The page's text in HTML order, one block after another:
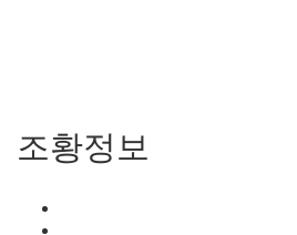
조황정보